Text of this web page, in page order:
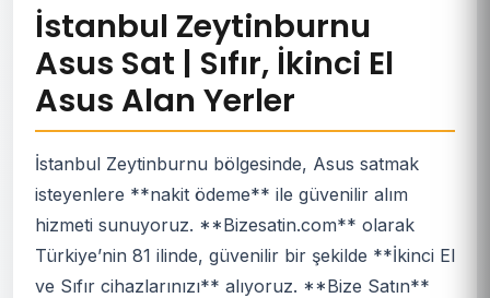
İstanbul Zeytinburnu
Asus Sat | Sıfır, İkinci El
Asus Alan Yerler
İstanbul Zeytinburnu bölgesinde, Asus satmak
isteyenlere **nakit ödeme** ile güvenilir alım
hizmeti sunuyoruz. **Bizesatin.com** olarak
Türkiye’nin 81 ilinde, güvenilir bir şekilde **İkinci El
ve Sıfır cihazlarınızı** alıyoruz. **Bize Satın**